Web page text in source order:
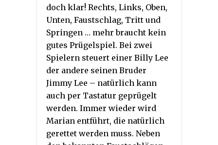
doch klar! Rechts, Links, Oben,
Unten, Faustschlag, Tritt und
Springen … mehr braucht kein
gutes Prügelspiel. Bei zwei
Spielern steuert einer Billy Lee
der andere seinen Bruder
Jimmy Lee – natürlich kann
auch per Tastatur geprügelt
werden. Immer wieder wird
Marian entführt, die natürlich
gerettet werden muss. Neben